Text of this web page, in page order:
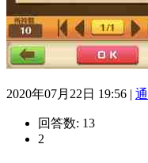
2020年07月22日 19:56 |
回答数: 13
2